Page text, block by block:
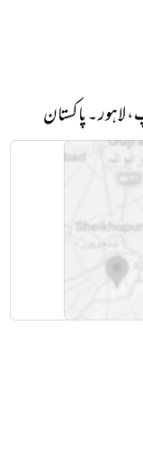
۔ پاکستان